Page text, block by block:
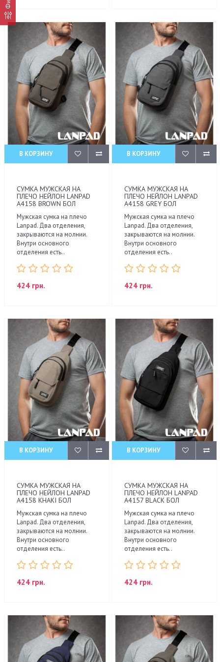
В КОРЗИНУ
СУМКА МУЖСКАЯ НА
ПЛЕЧО НЕЙЛОН LANPAD
A4158 BROWN БОЛ
Мужская сумка на плечо
Lanpad. Два отделения,
закрываются на молнии.
Внутри основного
отделения есть..
424 грн.
В КОРЗИНУ
СУМКА МУЖСКАЯ НА
ПЛЕЧО НЕЙЛОН LANPAD
A4158 GREY БОЛ
Мужская сумка на плечо
Lanpad. Два отделения,
закрываются на молнии.
Внутри основного
отделения есть..
424 грн.
В КОРЗИНУ
СУМКА МУЖСКАЯ НА
ПЛЕЧО НЕЙЛОН LANPAD
A4158 KHAKI БОЛ
Мужская сумка на плечо
Lanpad. Два отделения,
закрываются на молнии.
Внутри основного
отделения есть..
424 грн.
В КОРЗИНУ
СУМКА МУЖСКАЯ НА
ПЛЕЧО НЕЙЛОН LANPAD
A4157 BLACK БОЛ
Мужская сумка на плечо
Lanpad. Два отделения,
закрываются на молнии.
Внутри основного
отделения есть..
424 грн.